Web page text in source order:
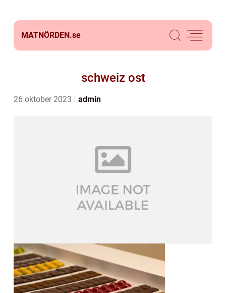
MATNÖRDEN.se
schweiz ost
26 oktober 2023 admin